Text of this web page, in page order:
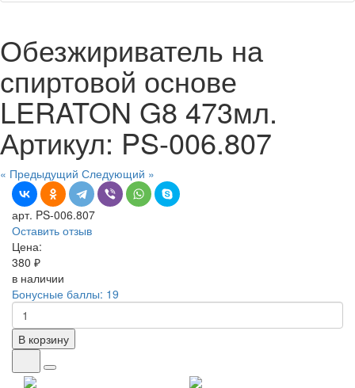
Обезжириватель на
спиртовой основе
LERATON G8 473мл.
Артикул: PS-006.807
« Предыдущий Следующий »
арт. PS-006.807
Оставить отзыв
Цена:
380 ₽
в наличии
Бонусные баллы: 19
В корзину